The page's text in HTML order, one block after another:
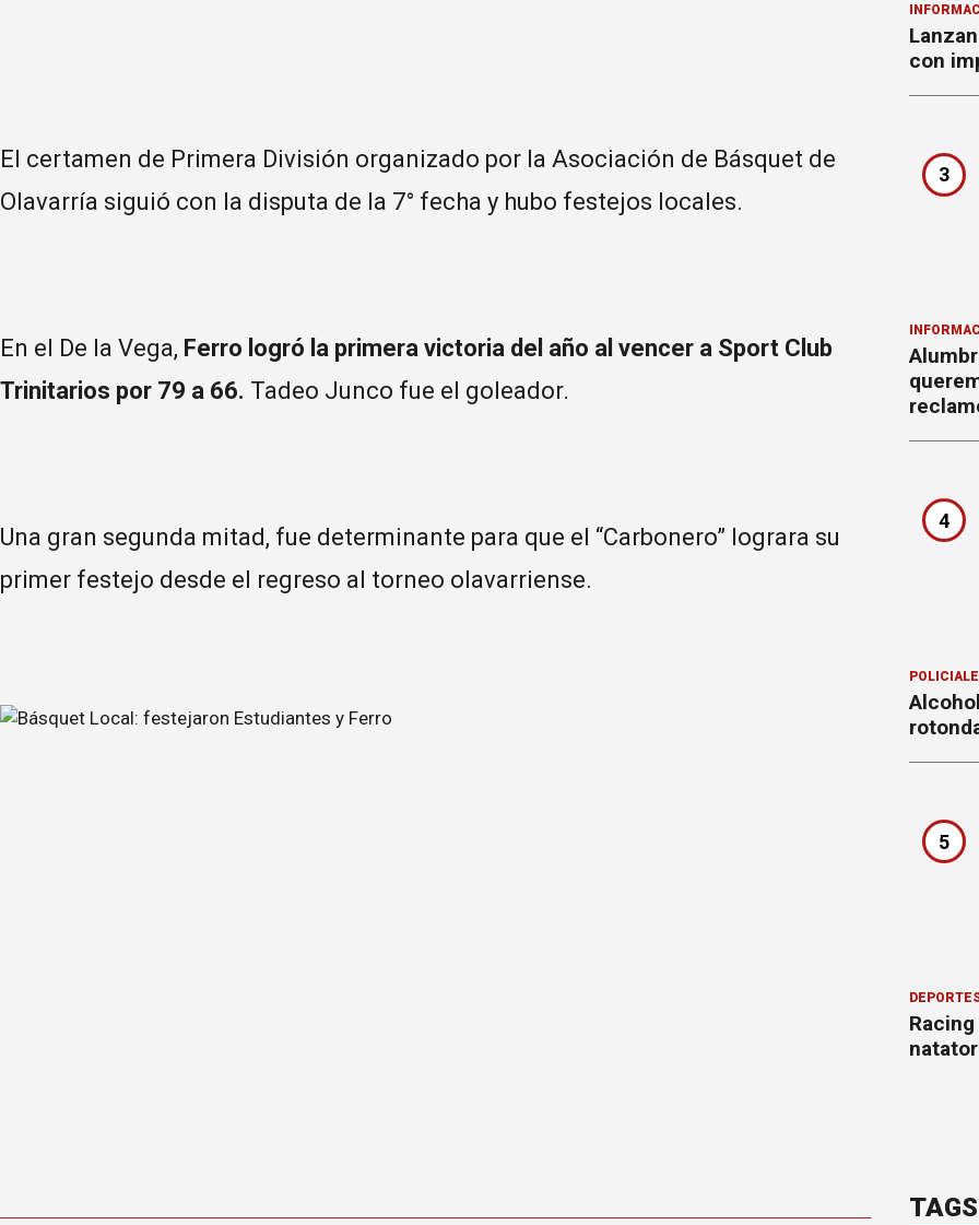
El certamen de Primera División organizado por la Asociación de Básquet de
Olavarría siguió con la disputa de la 7° fecha y hubo festejos locales.
En el De la Vega, Ferro logró la primera victoria del año al vencer a Sport Club
Trinitarios por 79 a 66. Tadeo Junco fue el goleador.
Una gran segunda mitad, fue determinante para que el “Carbonero” lograra su
primer festejo desde el regreso al torneo olavarriense.
con
3
4
5
TAGS